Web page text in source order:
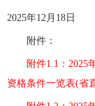
2025年12月18日
附件：
附件1.1：2025年
资格条件一览表(省